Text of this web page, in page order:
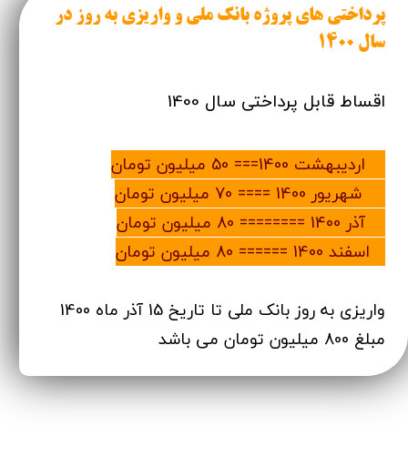
پرداختی های پروژه بانک ملی و واریزی به روز در
سال 1400
اقساط قابل پرداختی سال 1400
واریزی به روز بانک ملی تا تاریخ 15 آذر ماه 1400
مبلغ 800 میلیون تومان می باشد